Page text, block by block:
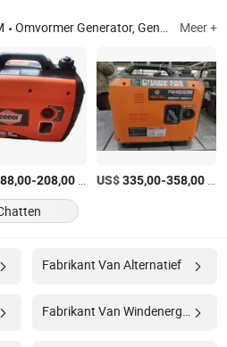
Omvormer Generator, Generator Sets, Diesel en Benzine Generator Meer +
-208,00/sets US$335,00-358,00
Fabrikant Van Alternatief